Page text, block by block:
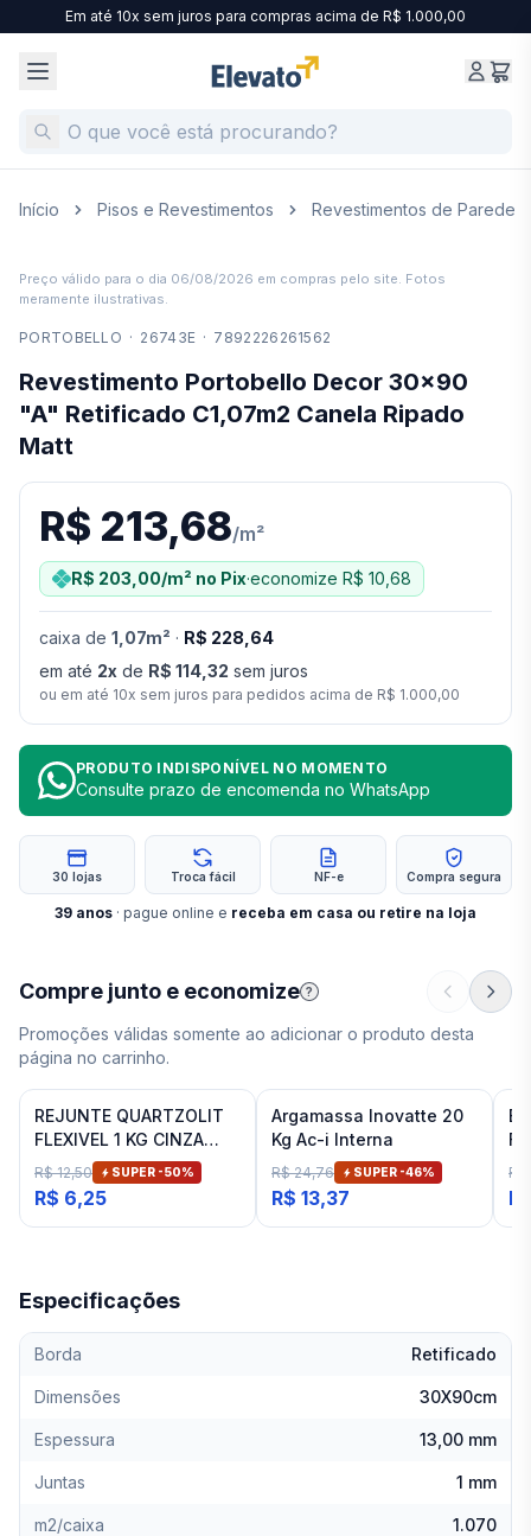
Em até 10x sem juros para compras acima de R$ 1.000,00
Início Pisos e Revestimentos Revestimentos de Parede
Preço válido para o dia 06/08/2026 em compras pelo site. Fotos
meramente ilustrativas.
Compre junto e economize ?
Promoções válidas somente ao adicionar o produto desta
página no carrinho.
REJUNTE QUARTZOLIT
FLEXIVEL 1 KG CINZA
ARTICO
R$ 12,50 SUPER -50%
R$ 6,25
Argamassa Inovatte 20
Kg Ac-i Interna
R$ 24,76 SUPER -46%
R$ 13,37
R$
Especificações
Borda Retificado
Dimensões 30X90cm
Espessura 13,00 mm
Juntas 1 mm
m2/caixa 1.070
PORTOBELLO · 26743E · 7892226261562
Revestimento Portobello Decor 30x90
"A" Retificado C1,07m2 Canela Ripado
Matt
R$ 213,68/m²
R$ 203,00/m² no Pix·economize R$ 10,68
caixa de 1,07m² · R$ 228,64
em até 2x de R$ 114,32 sem juros
ou em até 10x sem juros para pedidos acima de R$ 1.000,00
PRODUTO INDISPONÍVEL NO MOMENTO
Consulte prazo de encomenda no WhatsApp
30 lojas Troca fácil NF-e Compra segura
39 anos · pague online e receba em casa ou retire na loja